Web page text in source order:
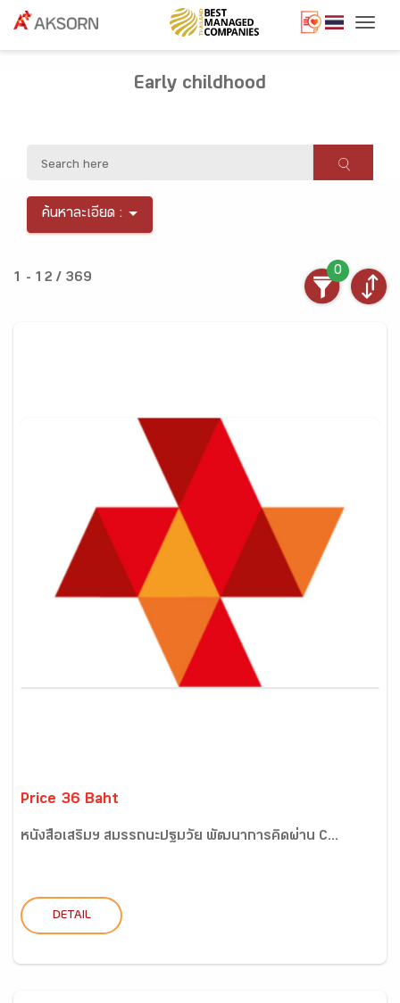
Early childhood
ค้นหาละเอียด :
1 - 12 / 369
0
Price 36 Baht
หนังสือเสริมฯ สมรรถนะปฐมวัย พัฒนาการคิดผ่าน C...
DETAIL